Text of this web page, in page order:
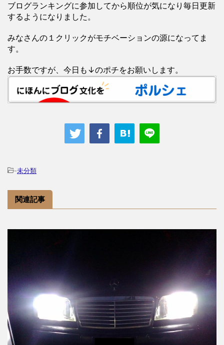
ブログランキングに参加してから順位が気になり毎日更新
するようになりました。
みなさんの１クリックがモチベーションの源になってま
す。
お手数ですが、今日も↓のポチをお願いします。
-未分類
関連記事